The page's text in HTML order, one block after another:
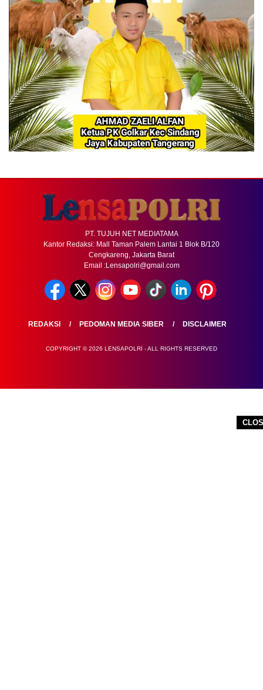
PT. TUJUH NET MEDIATAMA
Kantor Redaksi: Mall Taman Palem Lantai 1 Blok B/120
Cengkareng, Jakarta Barat
Email :Lensapolri@gmail.com
REDAKSI PEDOMAN MEDIA SIBER DISCLAIMER
COPYRIGHT © 2026 LENSAPOLRI - ALL RIGHTS RESERVED